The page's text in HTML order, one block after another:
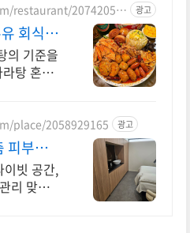
restaurant/20742053
광고
회식,
의 기준을
탕 혼밥
place/2058929165 광고
부관리
이빗 공간,
리 맞춤